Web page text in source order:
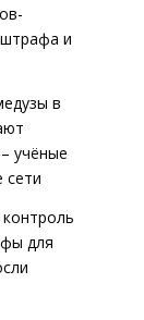
и
в
учёные
сети
для